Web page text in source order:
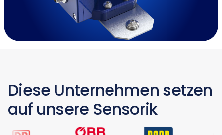
Diese Unternehmen setzen
auf unsere Sensorik